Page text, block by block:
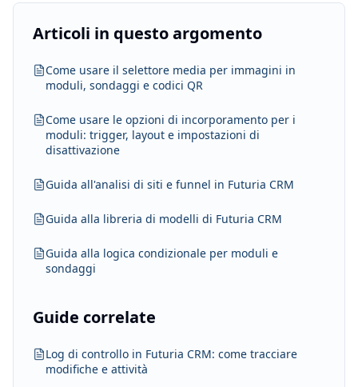
Articoli in questo argomento
Come usare il selettore media per immagini in
moduli, sondaggi e codici QR
Come usare le opzioni di incorporamento per i
moduli: trigger, layout e impostazioni di
disattivazione
Guida all'analisi di siti e funnel in Futuria CRM
Guida alla libreria di modelli di Futuria CRM
Guida alla logica condizionale per moduli e
sondaggi
Guide correlate
Log di controllo in Futuria CRM: come tracciare
modifiche e attività